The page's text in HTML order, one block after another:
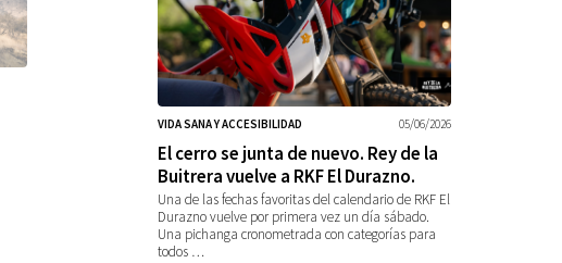
05/06/2026
VIDA SANA Y ACCESIBILIDAD
El cerro se junta de nuevo. Rey de la
Buitrera vuelve a RKF El Durazno.
Una de las fechas favoritas del calendario de RKF El
Durazno vuelve por primera vez un día sábado.
Una pichanga cronometrada con categorías para
todos …